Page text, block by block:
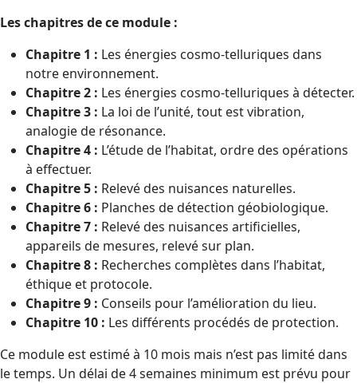
Les chapitres de ce module :
Chapitre 1 : Les énergies cosmo-telluriques dans
notre environnement.
Chapitre 2 : Les énergies cosmo-telluriques à détecter.
Chapitre 3 : La loi de l’unité, tout est vibration,
analogie de résonance.
Chapitre 4 : L’étude de l’habitat, ordre des opérations
à effectuer.
Chapitre 5 : Relevé des nuisances naturelles.
Chapitre 6 : Planches de détection géobiologique.
Chapitre 7 : Relevé des nuisances artificielles,
appareils de mesures, relevé sur plan.
Chapitre 8 : Recherches complètes dans l’habitat,
éthique et protocole.
Chapitre 9 : Conseils pour l’amélioration du lieu.
Chapitre 10 : Les différents procédés de protection.
Ce module est estimé à 10 mois mais n’est pas limité dans
le temps. Un délai de 4 semaines minimum est prévu pour